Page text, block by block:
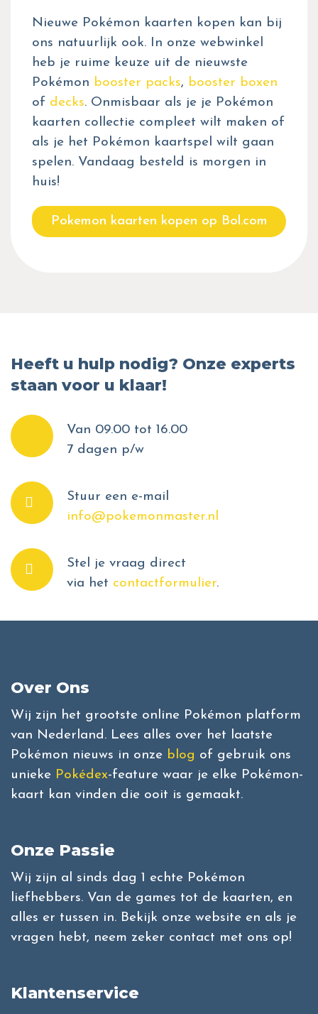
Nieuwe Pokémon kaarten kopen kan bij
ons natuurlijk ook. In onze webwinkel
heb je ruime keuze uit de nieuwste
Pokémon booster packs, booster boxen
of decks. Onmisbaar als je je Pokémon
kaarten collectie compleet wilt maken of
als je het Pokémon kaartspel wilt gaan
spelen. Vandaag besteld is morgen in
huis!
Pokemon kaarten kopen op Bol.com
Heeft u hulp nodig? Onze experts
staan voor u klaar!
Van 09.00 tot 16.00
7 dagen p/w
Stuur een e-mail
info@pokemonmaster.nl
Stel je vraag direct
via het contactformulier.
Over Ons
Wij zijn het grootste online Pokémon platform
van Nederland. Lees alles over het laatste
Pokémon nieuws in onze blog of gebruik ons
unieke Pokédex-feature waar je elke Pokémon-
kaart kan vinden die ooit is gemaakt.
Onze Passie
Wij zijn al sinds dag 1 echte Pokémon
liefhebbers. Van de games tot de kaarten, en
alles er tussen in. Bekijk onze website en als je
vragen hebt, neem zeker contact met ons op!
Klantenservice